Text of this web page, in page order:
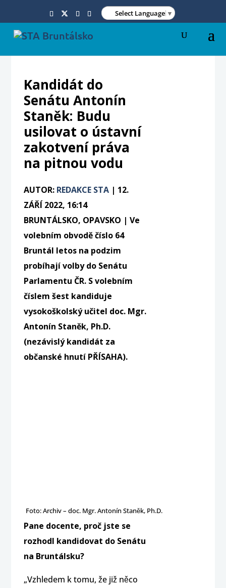
Select Language ▼
Kandidát do
Senátu Antonín
Staněk: Budu
usilovat o ústavní
zakotvení práva
na pitnou vodu
AUTOR: REDAKCE STA | 12.
ZÁŘÍ 2022, 16:14
BRUNTÁLSKO, OPAVSKO | Ve
volebním obvodě číslo 64
Bruntál letos na podzim
probíhají volby do Senátu
Parlamentu ČR. S volebním
číslem šest kandiduje
vysokoškolský učitel doc. Mgr.
Antonín Staněk, Ph.D.
(nezávislý kandidát za
občanské hnutí PŘÍSAHA).
Foto: Archiv – doc. Mgr. Antonín Staněk, Ph.D.
Pane docente, proč jste se
rozhodl kandidovat do Senátu
na Bruntálsku?
„Vzhledem k tomu, že již něco